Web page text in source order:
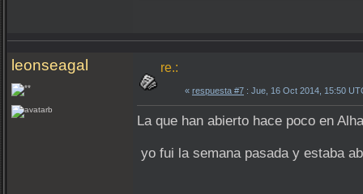
leonseagal re.:
« respuesta #7 : Jue, 16 Oct 2014, 15:50
La que han abierto hace poco en
yo fui la semana pasada y estaba